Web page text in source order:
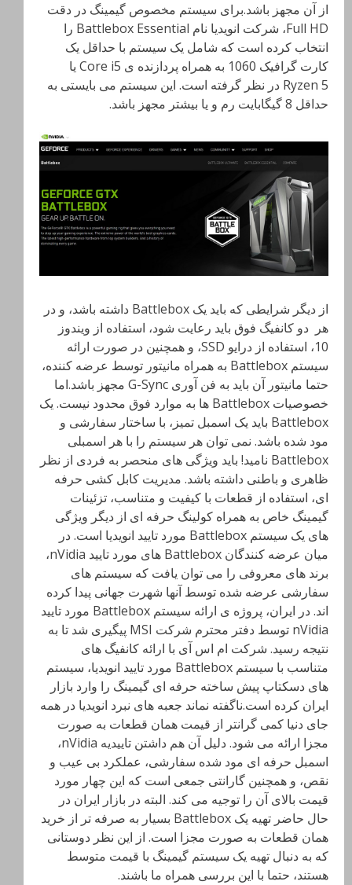
از آن مجهز باشد.برای سیستم مخصوص گیمینگ در دقت
Full HD، شرکت انویدیا نام Battlebox Essential را
انتخاب کرده است که شامل یک سیستم با حداقل یک
کارت گرافیک 1060 به همراه پردازنده ی Core i5 یا
Ryzen 5 در نظر گرفته است. این سیستم می بایستی به
حداقل 8 گیگابایت رم و یا بیشتر مجهز باشد.
از دیگر شرایطی که باید یک Battlebox داشته باشد، و در
هر دو کانفیگ فوق باید رعایت شود، استفاده از ویندوز
10، استفاده از درایو SSD، و همچنین در صورت ارائه
سیستم Battlebox به همراه مانیتور توسط عرضه کننده،
حتما مانیتور آن باید به فن آوری G-Sync مجهز باشد.اما
خصوصیات Battlebox ها به موارد فوق محدود نیست. یک
Battlebox باید یک اسمبل تمیز، با ساختار سفارشی و
مود شده باشد. نمی توان هر سیستم را با هر اسمبلی
Battlebox نامید! باید ویژگی های منحصر به فردی از نظر
ظاهری و باطنی داشته باشد. مدیریت کابل کشی حرفه
ای، استفاده از قطعات با کیفیت و متناسب، تزئینات
گیمینگ خاص به همراه کولینگ حرفه ای از دیگر ویژگی
های یک سیستم Battlebox مورد تایید انویدیا است. در
میان عرضه کنندگان Battlebox های مورد تایید nVidia،
برند های معروفی را می توان یافت که سیستم های
سفارشی عرضه شده توسط آنها شهرت جهانی پیدا کرده
اند. در ایران، پروژه ی ارائه سیستم Battlebox مورد تایید
nVidia توسط دفتر محترم شرکت MSI پیگیری شد تا به
نتیجه رسید. شرکت ام اس آی با ارائه کانفیگ های
متناسب با سیستم Battlebox مورد تایید انویدیا، سیستم
های دسکتاپ پیش ساخته حرفه ای گیمینگ را وارد بازار
ایران کرده است.ناگفته نماند جعبه های نبرد انویدیا در همه
جای دنیا کمی گرانتر از قیمت همان قطعات به صورت
مجزا ارائه می شود. دلیل آن هم داشتن تاییدیه nVidia،
اسمبل حرفه ای مود شده سفارشی، عملکرد بی عیب و
نقص، و همچنین گارانتی جمعی است که این چهار مورد
قیمت بالای آن را توجیه می کند. البته در بازار ایران در
حال حاضر تهیه یک Battlebox بسیار به صرفه تر از خرید
همان قطعات به صورت مجزا است. از این نظر دوستانی
که به دنبال تهیه یک سیستم گیمینگ با قیمت متوسط
هستند، حتما با این بررسی همراه ما باشند.